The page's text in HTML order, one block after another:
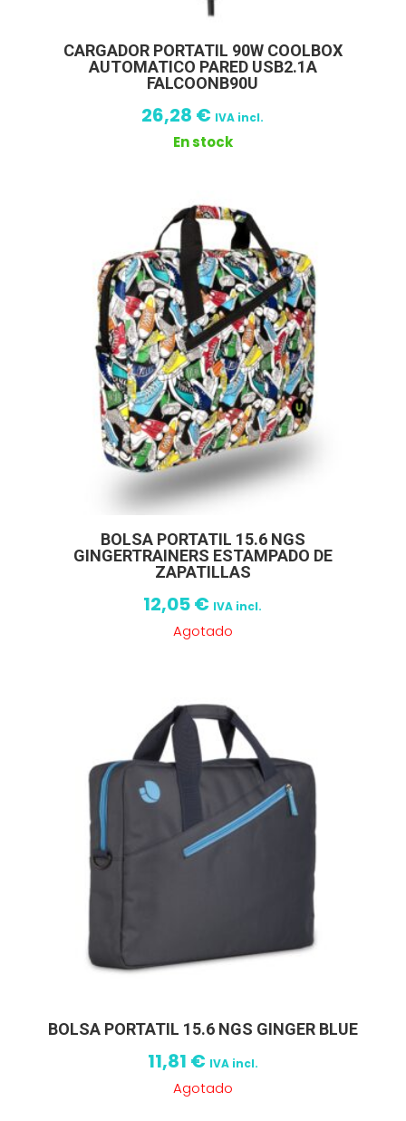
CARGADOR PORTATIL 90W COOLBOX
AUTOMATICO PARED USB2.1A
FALCOONB90U
26,28 € IVA incl.
En stock
BOLSA PORTATIL 15.6 NGS
GINGERTRAINERS ESTAMPADO DE
ZAPATILLAS
12,05€ IVA incl.
Agotado
BOLSA PORTATIL 15.6 NGS GINGER BLUE
11,81 € IVA incl.
Agotado